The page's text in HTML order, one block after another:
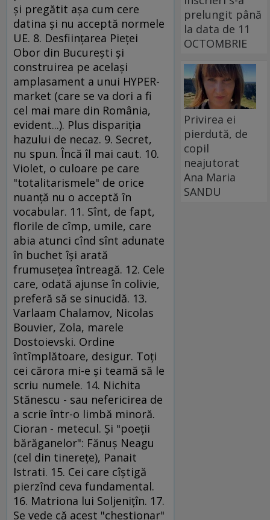
şi pregătit aşa cum cere
datina şi nu acceptă normele
UE. 8. Desfiinţarea Pieţei
Obor din Bucureşti şi
construirea pe acelaşi
amplasament a unui HYPER-
market (care se va dori a fi
cel mai mare din România,
evident...). Plus dispariţia
hazului de necaz. 9. Secret,
nu spun. Încă îl mai caut. 10.
Violet, o culoare pe care
"totalitarismele" de orice
nuanţă nu o acceptă în
vocabular. 11. Sînt, de fapt,
florile de cîmp, umile, care
abia atunci cînd sînt adunate
în buchet îşi arată
frumuseţea întreagă. 12. Cele
care, odată ajunse în colivie,
preferă să se sinucidă. 13.
Varlaam Chalamov, Nicolas
Bouvier, Zola, marele
Dostoievski. Ordine
întîmplătoare, desigur. Toţi
cei cărora mi-e şi teamă să le
scriu numele. 14. Nichita
Stănescu - sau nefericirea de
a scrie într-o limbă minoră.
Cioran - metecul. Şi "poeţii
bărăganelor": Fănuş Neagu
(cel din tinereţe), Panait
Istrati. 15. Cei care cîştigă
pierzînd ceva fundamental.
16. Matriona lui Soljeniţîn. 17.
Se vede că acest "chestionar"
prelungit până
la data de 11
OCTOMBRIE
Privirea ei
pierdută, de
copil
neajutorat
Ana Maria
SANDU